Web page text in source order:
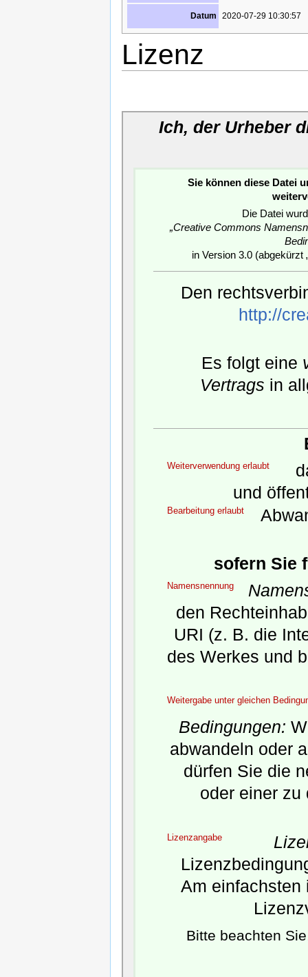
Datum 2020-07-29 10:30:57
Lizenz
Ich, der Urheber
Sie können diese Datei
Die Datei
„Creative Commons
in Version 3.0 (abgekürzt
Den
http://
Es folgt eine
Vertrags in
Weiterverwendung erlaubt
und
Bearbeitung erlaubt
sofern Sie
Namensnennung
den
URI (z. B. die
des Werkes und
Weitergabe unter gleichen
Bedingungen:
abwandeln oder
dürfen Sie die
oder einer zu
Lizenzangabe
Am einfachsten
Bitte beachten